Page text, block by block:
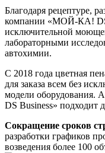
Благодаря рецептуре,
компании «МОЙ-КА! DS
исключительной
лабораторными
автохимии.
С 2018 года цветная
для заказа всем без
модели оборудования.
DS Business» подходит
Сокращение сроков
разработки графиков
возведения более 100